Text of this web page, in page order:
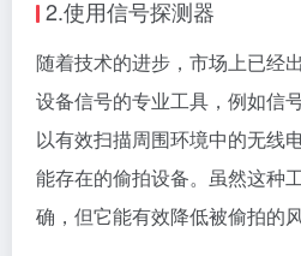
2.使用信号探测器
随着技术的进步，市场上已经
设备信号的专业工具，例如信
以有效扫描周围环境中的无线
能存在的偷拍设备。虽然这种
确，但它能有效降低被偷拍的风